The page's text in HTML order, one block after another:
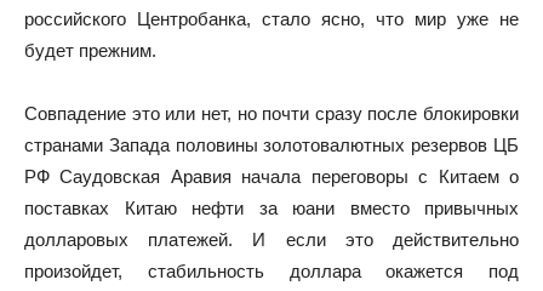
российского Центробанка, стало ясно, что мир уже не
будет прежним.
Совпадение это или нет, но почти сразу после блокировки
странами Запада половины золотовалютных резервов ЦБ
РФ Саудовская Аравия начала переговоры с Китаем о
поставках Китаю нефти за юани вместо привычных
долларовых платежей. И если это действительно
произойдет, стабильность доллара окажется под